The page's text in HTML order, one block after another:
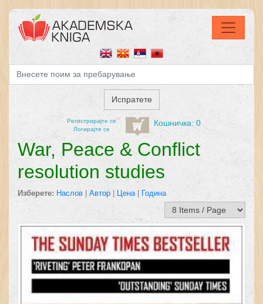
Регистрирајтe се
Логирајте се
Кошничка: 0
War, Peace & Conflict
resolution studies
Изберете: Наслов | Автор | Цена | Година